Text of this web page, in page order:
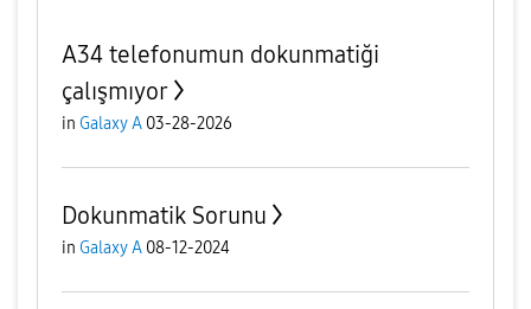
A34 telefonumun dokunmatiği
çalışmıyor
in Galaxy A 03-28-2026
Dokunmatik Sorunu
in Galaxy A 08-12-2024